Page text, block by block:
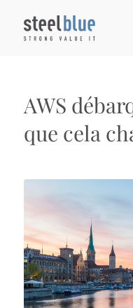
AWS
que cela